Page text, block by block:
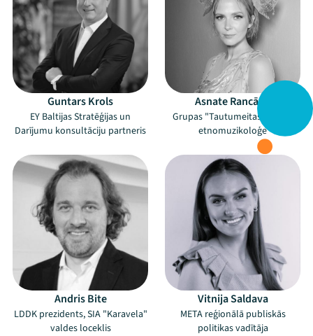
Guntars Krols
EY Baltijas Stratēģijas un
Darījumu konsultāciju partneris
Asnate Rancāne
Grupas "Tautumeitas" līdere,
etnomuzikoloģe
Andris Bite
LDDK prezidents, SIA "Karavela"
valdes loceklis
Vitnija Saldava
META reģionālā publiskās
politikas vadītāja